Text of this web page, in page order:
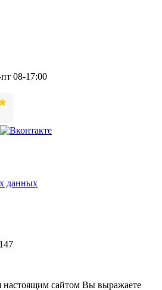
08-17:00
данных
настоящим сайтом Вы выражаете